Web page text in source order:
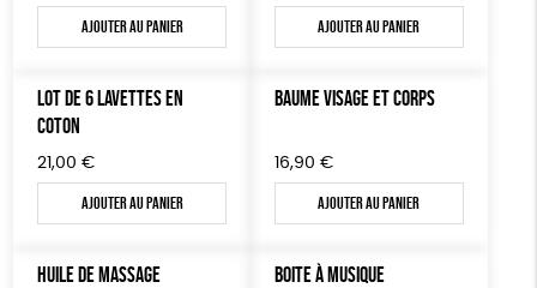
Ajouter au panier Ajouter au panier
LOT DE 6 LAVETTES EN
COTON
21,00 €
Ajouter au panier
BAUME VISAGE ET CORPS
16,90 €
Ajouter au panier
HUILE DE MASSAGE BOITE À MUSIQUE